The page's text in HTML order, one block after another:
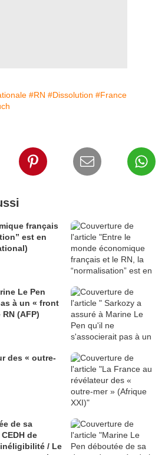
#RN #Dissolution #France
français
est en
Le Pen
à un « front
(AFP)
des « outre-
de sa
de
/ Le